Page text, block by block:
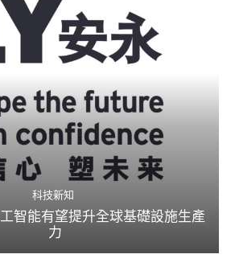
科技新知
智能有望提升全球基礎設施生產
力